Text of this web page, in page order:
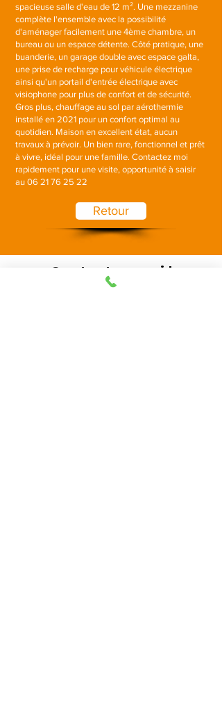
spacieuse salle d'eau de 12 m². Une mezzanine
complète l'ensemble avec la possibilité
d'aménager facilement une 4ème chambre, un
bureau ou un espace détente. Côté pratique, une
buanderie, un garage double avec espace galta,
une prise de recharge pour véhicule électrique
ainsi qu'un portail d'entrée électrique avec
visiophone pour plus de confort et de sécurité.
Gros plus, chauffage au sol par aérothermie
installé en 2021 pour un confort optimal au
quotidien. Maison en excellent état, aucun
travaux à prévoir. Un bien rare, fonctionnel et prêt
à vivre, idéal pour une famille. Contactez moi
rapidement pour une visite, opportunité à saisir
au 06 21 76 25 22
Retour
Contactez-moi !